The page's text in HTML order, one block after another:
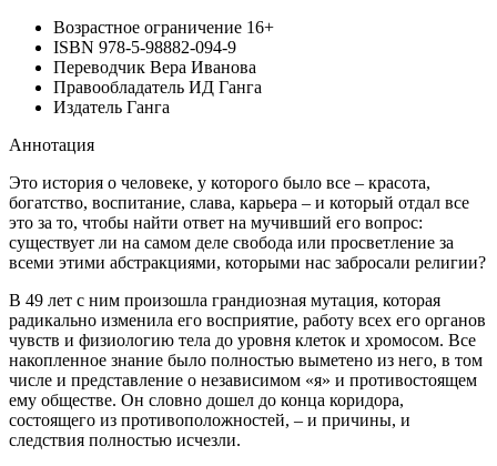
Возрастное ограничение 16+
ISBN 978-5-98882-094-9
Переводчик Вера Иванова
Правообладатель ИД Ганга
Издатель Ганга
Аннотация
Это история о человеке, у которого было все – красота,
богатство, воспитание, слава, карьера – и который отдал все
это за то, чтобы найти ответ на мучивший его вопрос:
существует ли на самом деле свобода или просветление за
всеми этими абстракциями, которыми нас забросали религии?
В 49 лет с ним произошла грандиозная мутация, которая
радикально изменила его восприятие, работу всех его органов
чувств и физиологию тела до уровня клеток и хромосом. Все
накопленное знание было полностью выметено из него, в том
числе и представление о независимом «я» и противостоящем
ему обществе. Он словно дошел до конца коридора,
состоящего из противоположностей, – и причины, и
следствия полностью исчезли.